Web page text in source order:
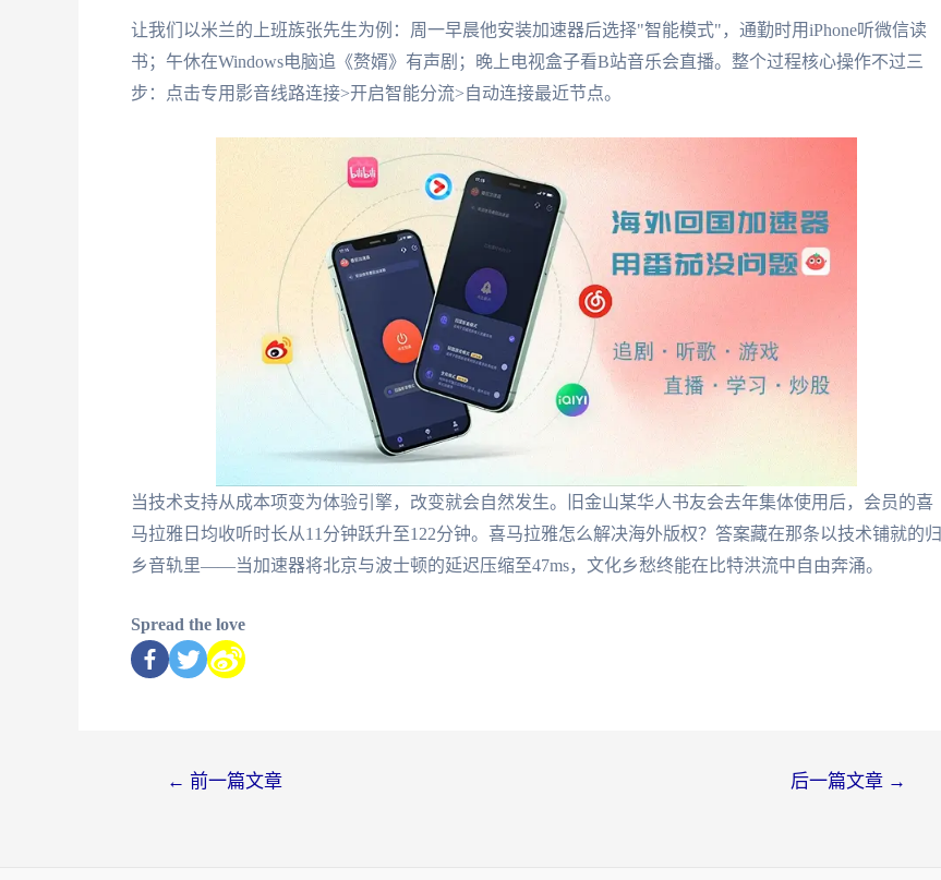
让我们以米兰的上班族张先生为例：周一早晨他安装加速器后选择"智能模式"，通勤时用iPhone听微信读
书；午休在Windows电脑追《赘婿》有声剧；晚上电视盒子看B站音乐会直播。整个过程核心操作不过三
步：点击专用影音线路连接>开启智能分流>自动连接最近节点。
当技术支持从成本项变为体验引擎，改变就会自然发生。旧金山某华人书友会去年集体使用后，会员的喜
马拉雅日均收听时长从11分钟跃升至122分钟。喜马拉雅怎么解决海外版权？答案藏在那条以技术铺就的归
乡音轨里——当加速器将北京与波士顿的延迟压缩至47ms，文化乡愁终能在比特洪流中自由奔涌。
Spread the love
← 前一篇文章 后一篇文章 →